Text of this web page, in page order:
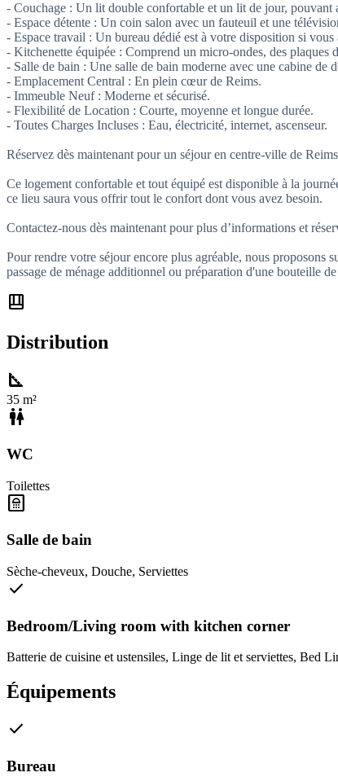
- Couchage : Un lit double confortable et un lit de jour, pouvant
- Espace détente : Un coin salon avec un fauteuil et une
- Espace travail : Un bureau dédié est à votre disposition si vous
- Kitchenette équipée : Comprend un micro-ondes, des plaques
- Salle de bain : Une salle de bain moderne avec une cabine de
- Emplacement Central : En plein cœur de Reims.
- Immeuble Neuf : Moderne et sécurisé.
- Flexibilité de Location : Courte, moyenne et longue durée.
- Toutes Charges Incluses : Eau, électricité, internet, ascenseur.
Réservez dès maintenant pour un séjour en centre-ville de
Ce logement confortable et tout équipé est disponible à la
ce lieu saura vous offrir tout le confort dont vous avez besoin.
Contactez-nous dès maintenant pour plus d’informations et
Pour rendre votre séjour encore plus agréable, nous proposons
passage de ménage additionnel ou préparation d'une bouteille
shelf_position
Distribution
square_foot
35 m²
wc
WC
Toilettes
bathroom
Salle de bain
Sèche-cheveux, Douche, Serviettes
check
Bedroom/Living room with kitchen corner
Batterie de cuisine et ustensiles, Linge de lit et serviettes, Bed
Équipements
check
Bureau